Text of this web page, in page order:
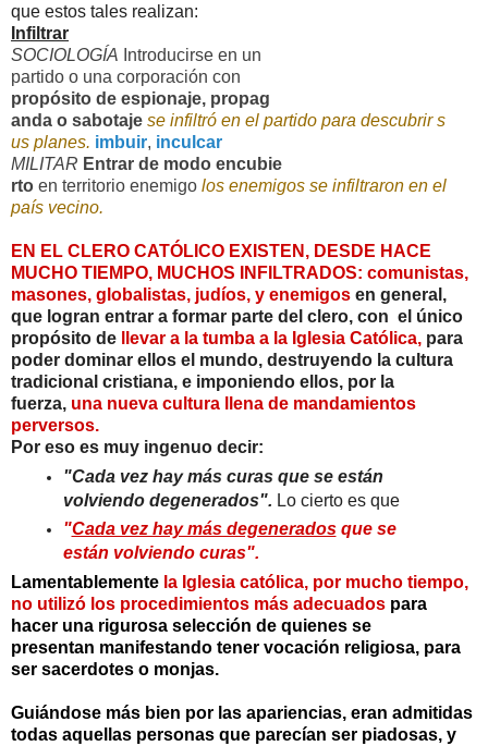
que estos tales realizan:
Infiltrar
SOCIOLOGÍA Introducirse en un
partido o una corporación con
propósito de espionaje, propag
anda o sabotaje se infiltró en el partido para descubrir s
us planes. imbuir, inculcar
MILITAR Entrar de modo encubie
rto en territorio enemigo los enemigos se infiltraron en el
país vecino.
EN EL CLERO CATÓLICO EXISTEN, DESDE HACE
MUCHO TIEMPO, MUCHOS INFILTRADOS: comunistas,
masones, globalistas, judíos, y enemigos en general,
que logran entrar a formar parte del clero, con el único
propósito de
llevar a la tumba a la Iglesia Católica, para
poder dominar ellos el mundo, destruyendo la cultura
tradicional cristiana, e imponiendo ellos, por la
fuerza, una nueva cultura llena de mandamientos
perversos.
Por eso es muy ingenuo decir:
"Cada vez hay más curas que se están
volviendo degenerados". Lo cierto es que
"Cada vez hay más degeneradosque se
están volviendo curas".
Lamentablemente la Iglesia católica, por mucho tiempo,
no utilizó los procedimientos más adecuados para
hacer una rigurosa selección de quienes se
presentan manifestando tener vocación religiosa, para
ser sacerdotes o monjas.
Guiándose más bien por las apariencias, eran admitidas
todas aquellas personas que parecían ser piadosas, y